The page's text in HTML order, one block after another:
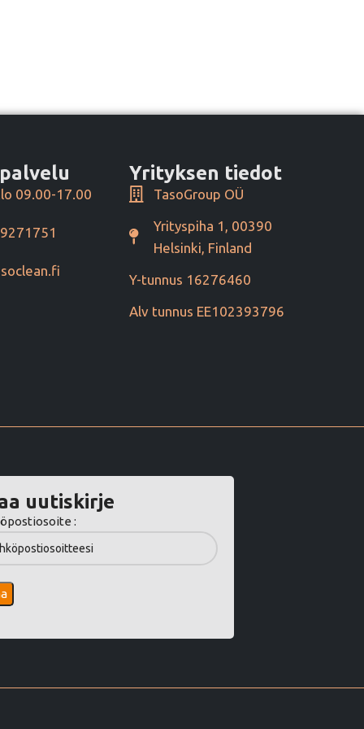
09.00-17.00
Yrityksen tiedot
TasoGroup OÜ
Yrityspiha 1, 00390
Helsinki, Finland
Y-tunnus 16276460
Alv tunnus EE102393796
uutiskirje
: